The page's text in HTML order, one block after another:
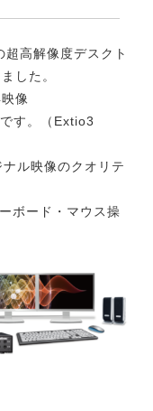
高解像度デスクト
した。
像
す。（Extio3
ル映像のクオリテ
ボード・マウス操